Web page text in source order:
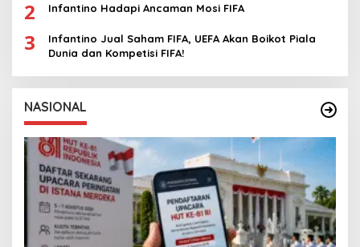
2 Infantino Hadapi Ancaman Mosi FIFA
3
Infantino Jual Saham FIFA, UEFA Akan Boikot Piala
Dunia dan Kompetisi FIFA!
NASIONAL